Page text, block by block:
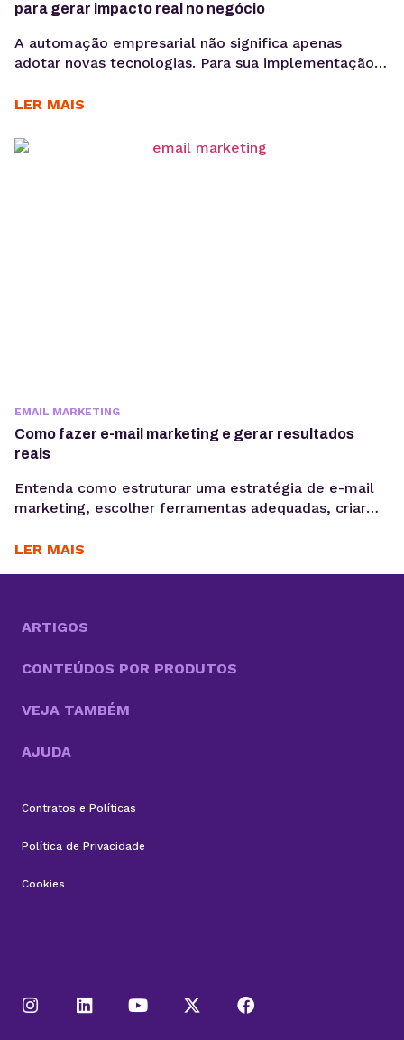
para gerar impacto real no negócio
A automação empresarial não significa apenas
adotar novas tecnologias. Para sua implementação
trabalho que reduzam tarefas repetitivas. Ou
decisões, criando um cenário propício para a
LER MAIS
EMAIL MARKETING
Como fazer e-mail marketing e gerar resultados
reais
Entenda como estruturar uma estratégia de e-mail
marketing, escolher ferramentas adequadas, criar
métricas como taxa de abertura e CTR para evoluir
desejam gerar vendas, nutrir leads e fortalecer o
LER MAIS
ARTIGOS
CONTEÚDOS POR PRODUTOS
VEJA TAMBÉM
AJUDA
Contratos e Políticas
Política de Privacidade
Cookies